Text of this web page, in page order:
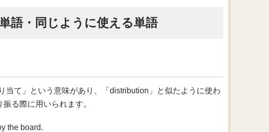
語・同じように使える単語
当て」という意味があり、「distribution」と似たように使わ
る際に用いられます。
the board.